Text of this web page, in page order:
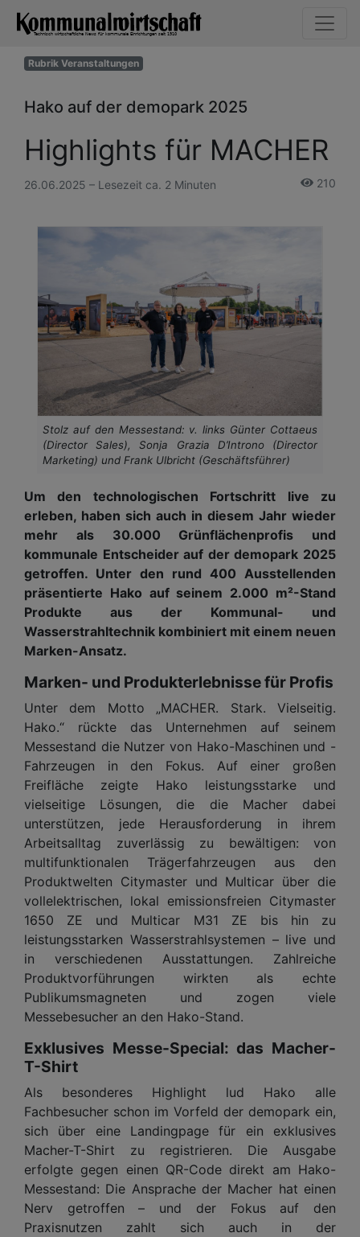
Rubrik Veranstaltungen
Hako auf der demopark 2025
Highlights für MACHER
26.06.2025 – Lesezeit ca. 2 Minuten 210
Stolz auf den Messestand: v. links Günter Cottaeus
(Director Sales), Sonja Grazia D’Introno (Director
Marketing) und Frank Ulbricht (Geschäftsführer)
Um den technologischen Fortschritt live zu
erleben, haben sich auch in diesem Jahr wieder
mehr als 30.000 Grünflächenprofis und
kommunale Entscheider auf der demopark 2025
getroffen. Unter den rund 400 Ausstellenden
präsentierte Hako auf seinem 2.000 m²-Stand
Produkte aus der Kommunal- und
Wasserstrahltechnik kombiniert mit einem neuen
Marken-Ansatz.
Marken- und Produkterlebnisse für Profis
Unter dem Motto „MACHER. Stark. Vielseitig.
Hako.“ rückte das Unternehmen auf seinem
Messestand die Nutzer von Hako-Maschinen und -
Fahrzeugen in den Fokus. Auf einer großen
Freifläche zeigte Hako leistungsstarke und
vielseitige Lösungen, die die Macher dabei
unterstützen, jede Herausforderung in ihrem
Arbeitsalltag zuverlässig zu bewältigen: von
multifunktionalen Trägerfahrzeugen aus den
Produktwelten Citymaster und Multicar über die
vollelektrischen, lokal emissionsfreien Citymaster
1650 ZE und Multicar M31 ZE bis hin zu
leistungsstarken Wasserstrahlsystemen – live und
in verschiedenen Ausstattungen. Zahlreiche
Produktvorführungen wirkten als echte
Publikumsmagneten und zogen viele
Messebesucher an den Hako-Stand.
Exklusives Messe-Special: das Macher-
T-Shirt
Als besonderes Highlight lud Hako alle
Fachbesucher schon im Vorfeld der demopark ein,
sich über eine Landingpage für ein exklusives
Macher-T-Shirt zu registrieren. Die Ausgabe
erfolgte gegen einen QR-Code direkt am Hako-
Messestand: Die Ansprache der Macher hat einen
Nerv getroffen – und der Fokus auf den
Praxisnutzen zahlt sich auch in der